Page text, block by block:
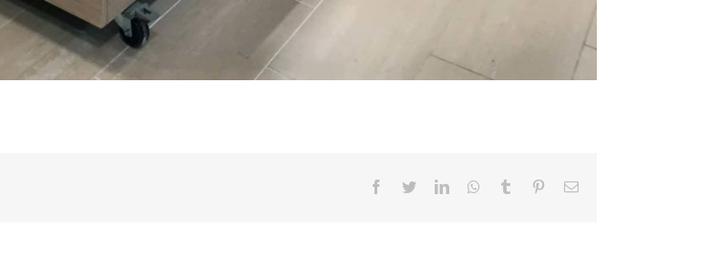
Facebook
TwitterLinkedInWhatsapp
Tumblr PinterestEmail